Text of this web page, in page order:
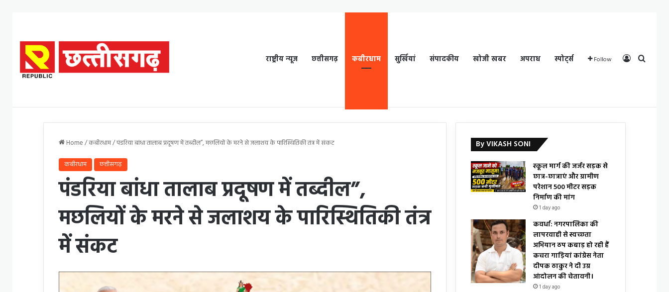
राष्ट्रीय न्यूज छत्तीसगढ़ कबीरधाम सुर्खियां संपादकीय खोजी खबर अपराध स्पोर्ट्स Follow Log In
Home/कबीरधाम/पंडरिया बांधा तालाब प्रदूषण में तब्दील”, मछलियों के मरने से जलाशय के पारिस्थितिकी तंत्र में संकट
कबीरधाम छत्तीसगढ़
पंडरिया बांधा तालाब प्रदूषण में तब्दील”,
मछलियों के मरने से जलाशय के पारिस्थितिकी तंत्र
में संकट
By VIKASH SONI
स्कूल मार्ग की जर्जर सड़क से
छात्र-छात्राएं और ग्रामीण
परेशान 500 मीटर सड़क
निर्माण की मांग
1 day ago
कवर्धा: नगरपालिका की
लापरवाही से स्वच्छता
अभियान ठप कबाड़ हो रही हैं
कचरा गाड़ियां कांग्रेस नेता
दीपक ठाकुर ने दी उग्र
आंदोलन की चेतावनी।
1 day ago